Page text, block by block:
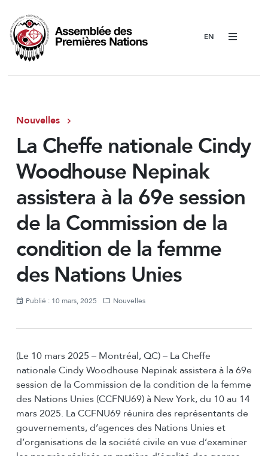
Menu
Nouvelles
La Cheffe nationale Cindy
Woodhouse Nepinak
assistera à la 69e session
de la Commission de la
condition de la femme
des Nations Unies
Publié : 10 mars, 2025 Nouvelles
(Le 10 mars 2025 – Montréal, QC) – La Cheffe
nationale Cindy Woodhouse Nepinak assistera à la 69e
session de la Commission de la condition de la femme
des Nations Unies (CCFNU69) à New York, du 10 au 14
mars 2025. La CCFNU69 réunira des représentants de
gouvernements, d’agences des Nations Unies et
d’organisations de la société civile en vue d’examiner